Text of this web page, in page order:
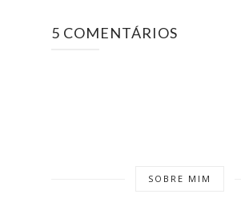
5 COMENTÁRIOS
SOBRE MIM